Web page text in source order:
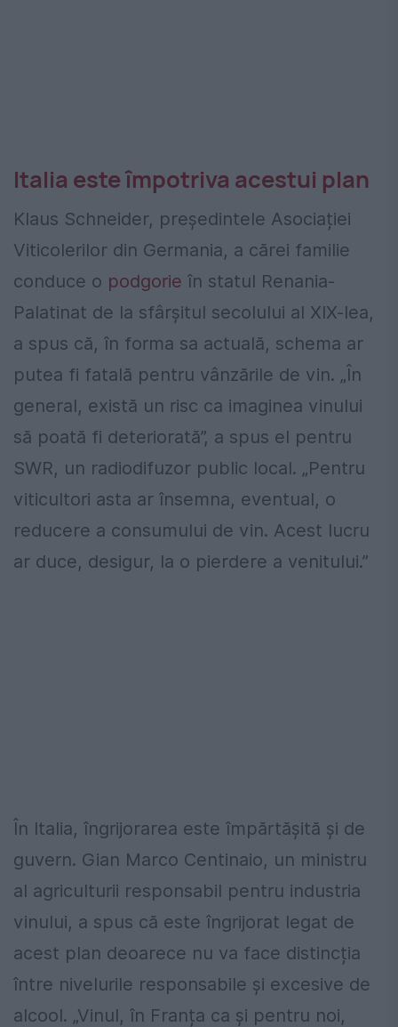
Italia este împotriva acestui plan
Klaus Schneider, președintele Asociației
Viticolerilor din Germania, a cărei familie
conduce o podgorie în statul Renania-
Palatinat de la sfârșitul secolului al XIX-lea,
a spus că, în forma sa actuală, schema ar
putea fi fatală pentru vânzările de vin. „În
general, există un risc ca imaginea vinului
să poată fi deteriorată”, a spus el pentru
SWR, un radiodifuzor public local. „Pentru
viticultori asta ar însemna, eventual, o
reducere a consumului de vin. Acest lucru
ar duce, desigur, la o pierdere a venitului.”
În Italia, îngrijorarea este împărtășită și de
guvern. Gian Marco Centinaio, un ministru
al agriculturii responsabil pentru industria
vinului, a spus că este îngrijorat legat de
acest plan deoarece nu va face distincția
între nivelurile responsabile și excesive de
alcool. „Vinul, în Franța ca și pentru noi,